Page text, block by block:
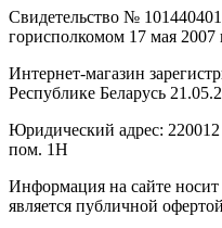
Свидетельство №
горисполкомом 17 мая 2007
Интернет-магазин
Республике Беларусь
Юридический адрес:
пом. 1Н
Информация на сайте
является публичной